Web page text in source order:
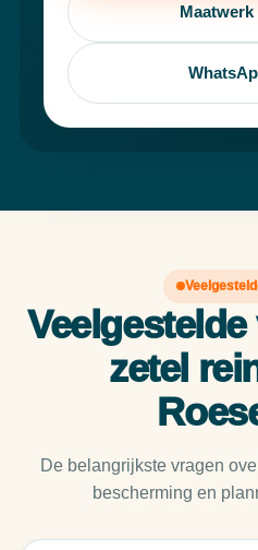
zetel
De belangrijkste vragen
bescherming en